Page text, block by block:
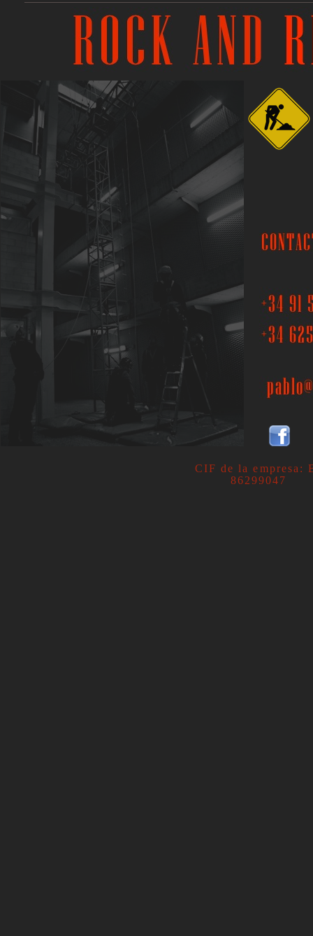
CIF de la empresa:
86299047